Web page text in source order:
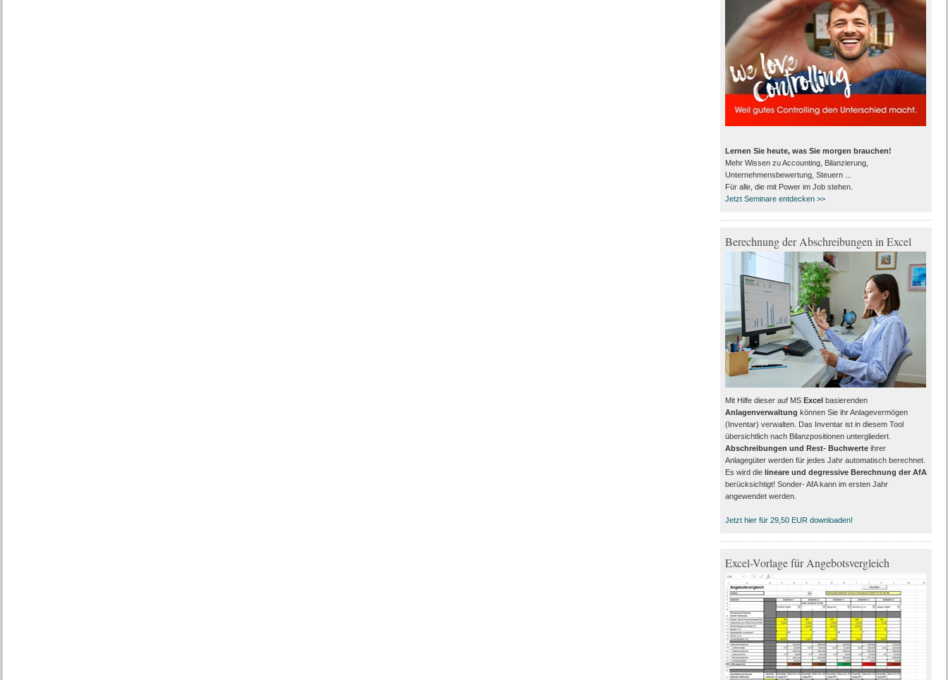
Lernen Sie heute, was Sie morgen brauchen!
Mehr Wissen zu Accounting, Bilanzierung,
Unternehmensbewertung, Steuern ...
Für alle, die mit Power im Job stehen.
Jetzt Seminare entdecken >>
Berechnung der Abschreibungen in Excel
Mit Hilfe dieser auf MS Excel basierenden
Anlagenverwaltung können Sie ihr Anlagevermögen
(Inventar) verwalten. Das Inventar ist in diesem Tool
übersichtlich nach Bilanzpositionen untergliedert.
Abschreibungen und Rest- Buchwerteihrer
Anlagegüter werden für jedes Jahr automatisch berechnet.
Es wird die lineare und degressive Berechnung der AfA
berücksichtigt! Sonder- AfA kann im ersten Jahr
angewendet werden.
Jetzt hier für 29,50 EUR downloaden!
Excel-Vorlage für Angebotsvergleich